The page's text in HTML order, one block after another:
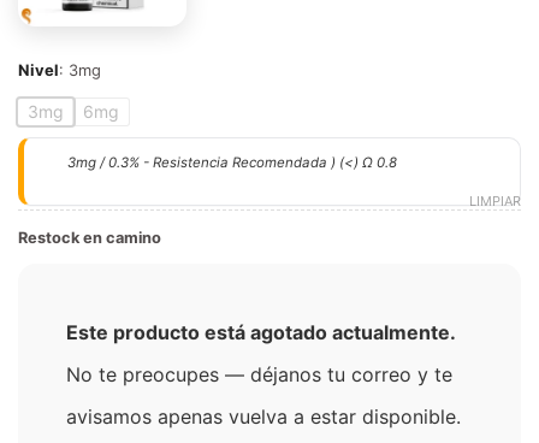
Nivel: 3mg
3mg 6mg
LIMPIAR
3mg / 0.3% - Resistencia Recomendada ) (<) Ω 0.8
Restock en camino
Este producto está agotado actualmente.
No te preocupes — déjanos tu correo y te
avisamos apenas vuelva a estar disponible.